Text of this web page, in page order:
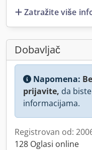
Zatražite više
Dobavljač
Napomena:
prijavite, da
informacijama.
Registrovan od:
128 Oglasi online